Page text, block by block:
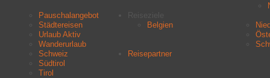
Pauschalangebot
Städtereisen
Urlaub Aktiv
Wanderurlaub
Belgien
Schweiz
Südtirol
Tirol
Reisepartner